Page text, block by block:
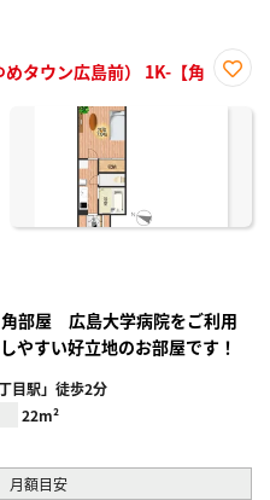
タウン広島前） 1K-【角
に入
角部屋 広島大学病院をご利用
やすい好立地のお部屋です！
目駅」徒歩2分
22m²
月額目安